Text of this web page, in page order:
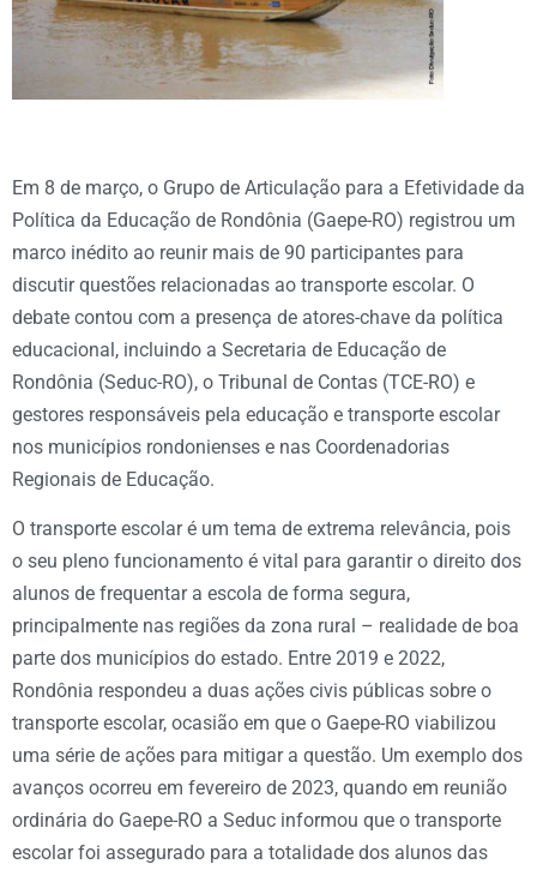
Em 8 de março, o Grupo de Articulação para a Efetividade da
Política da Educação de Rondônia (Gaepe-RO) registrou um
marco inédito ao reunir mais de 90 participantes para
discutir questões relacionadas ao transporte escolar. O
debate contou com a presença de atores-chave da política
educacional, incluindo a Secretaria de Educação de
Rondônia (Seduc-RO), o Tribunal de Contas (TCE-RO) e
gestores responsáveis pela educação e transporte escolar
nos municípios rondonienses e nas Coordenadorias
Regionais de Educação.
O transporte escolar é um tema de extrema relevância, pois
o seu pleno funcionamento é vital para garantir o direito dos
alunos de frequentar a escola de forma segura,
principalmente nas regiões da zona rural – realidade de boa
parte dos municípios do estado. Entre 2019 e 2022,
Rondônia respondeu a duas ações civis públicas sobre o
transporte escolar, ocasião em que o Gaepe-RO viabilizou
uma série de ações para mitigar a questão. Um exemplo dos
avanços ocorreu em fevereiro de 2023, quando em reunião
ordinária do Gaepe-RO a Seduc informou que o transporte
escolar foi assegurado para a totalidade dos alunos das